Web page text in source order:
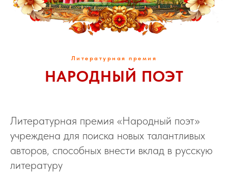
Литературная премия
НАРОДНЫЙ ПОЭТ
Литературная премия «Народный поэт»
учреждена для поиска новых талантливых
авторов, способных внести вклад в русскую
литературу